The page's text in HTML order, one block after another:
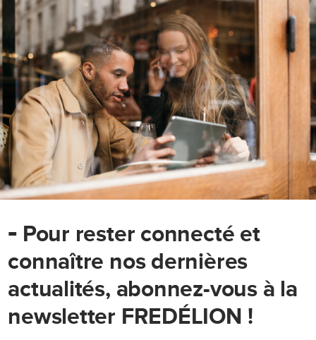
- Pour rester connecté et
connaître nos dernières
actualités, abonnez-vous à la
newsletter FREDÉLION !